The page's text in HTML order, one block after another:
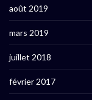
août 2019
mars 2019
juillet 2018
février 2017